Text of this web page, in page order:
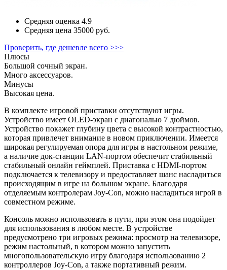
Средняя оценка 4.9
Средняя цена 35000 руб.
Проверить, где дешевле всего >>>
Плюсы
Большой сочный экран.
Много аксессуаров.
Минусы
Высокая цена.
В комплекте игровой приставки отсутствуют игры.
Устройство имеет OLED-экран с диагональю 7 дюймов.
Устройство покажет глубину цвета с высокой контрастностью,
которая привлечет внимание в новом приключении. Имеется
широкая регулируемая опора для игры в настольном режиме,
а наличие док-станции LAN-портом обеспечит стабильный
стабильный онлайн геймплей. Приставка с HDMI-портом
подключается к телевизору и предоставляет шанс насладиться
происходящим в игре на большом экране. Благодаря
отделяемым контролерам Joy-Con, можно насладиться игрой в
совместном режиме.
Консоль можно использовать в пути, при этом она подойдет
для использования в любом месте. В устройстве
предусмотрено три игровых режима: просмотр на телевизоре,
режим настольный, в котором можно запустить
многопользовательскую игру благодаря использованию 2
контроллеров Joy-Con, а также портативный режим.